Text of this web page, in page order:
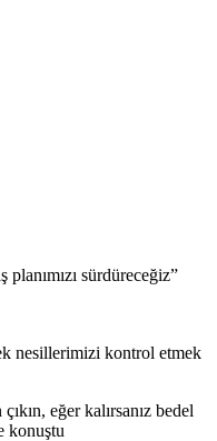
sürdüreceğiz”
nesillerimizi kontrol etmek
eğer kalırsanız bedel
konuştu